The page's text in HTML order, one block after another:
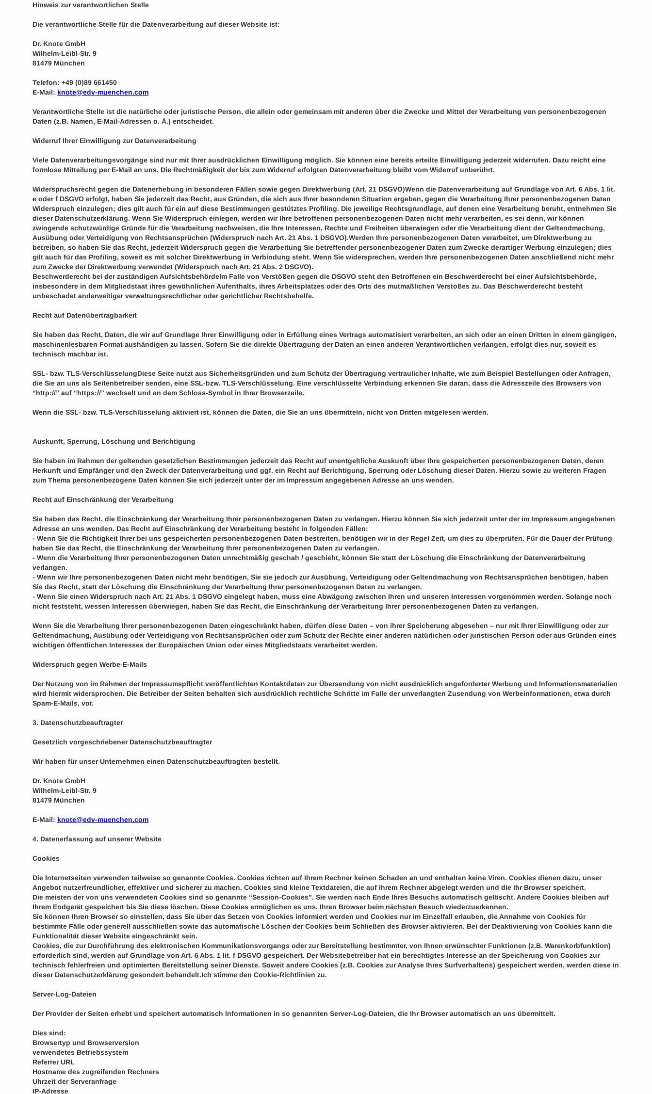
Hinweis zur verantwortlichen Stelle
Die verantwortliche Stelle für die Datenverarbeitung auf dieser Website ist:
Dr. Knote GmbH
Wilhelm-Leibl-Str. 9
81479 München
Telefon: +49 (0)89 661450
E-Mail: knote@edv-muenchen.com
Verantwortliche Stelle ist die natürliche oder juristische Person, die allein oder gemeinsam mit anderen über die Zwecke und Mittel der Verarbeitung von personenbezogenen
Daten (z.B. Namen, E-Mail-Adressen o. Ä.) entscheidet.
Widerruf Ihrer Einwilligung zur Datenverarbeitung
Viele Datenverarbeitungsvorgänge sind nur mit Ihrer ausdrücklichen Einwilligung möglich. Sie können eine bereits erteilte Einwilligung jederzeit widerrufen. Dazu reicht eine
formlose Mitteilung per E-Mail an uns. Die Rechtmäßigkeit der bis zum Widerruf erfolgten Datenverarbeitung bleibt vom Widerruf unberührt.
Widerspruchsrecht gegen die Datenerhebung in besonderen Fällen sowie gegen Direktwerbung (Art. 21 DSGVO)Wenn die Datenverarbeitung auf Grundlage von Art. 6 Abs. 1 lit.
e oder f DSGVO erfolgt, haben Sie jederzeit das Recht, aus Gründen, die sich aus Ihrer besonderen Situation ergeben, gegen die Verarbeitung Ihrer personenbezogenen Daten
Widerspruch einzulegen; dies gilt auch für ein auf diese Bestimmungen gestütztes Profiling. Die jeweilige Rechtsgrundlage, auf denen eine Verarbeitung beruht, entnehmen Sie
dieser Datenschutzerklärung. Wenn Sie Widerspruch einlegen, werden wir Ihre betroffenen personenbezogenen Daten nicht mehr verarbeiten, es sei denn, wir können
zwingende schutzwürdige Gründe für die Verarbeitung nachweisen, die Ihre Interessen, Rechte und Freiheiten überwiegen oder die Verarbeitung dient der Geltendmachung,
Ausübung oder Verteidigung von Rechtsansprüchen (Widerspruch nach Art. 21 Abs. 1 DSGVO).Werden Ihre personenbezogenen Daten verarbeitet, um Direktwerbung zu
betreiben, so haben Sie das Recht, jederzeit Widerspruch gegen die Verarbeitung Sie betreffender personenbezogener Daten zum Zwecke derartiger Werbung einzulegen; dies
gilt auch für das Profiling, soweit es mit solcher Direktwerbung in Verbindung steht. Wenn Sie widersprechen, werden Ihre personenbezogenen Daten anschließend nicht mehr
zum Zwecke der Direktwerbung verwendet (Widerspruch nach Art. 21 Abs. 2 DSGVO).
Beschwerderecht bei der zuständigen AufsichtsbehördeIm Falle von Verstößen gegen die DSGVO steht den Betroffenen ein Beschwerderecht bei einer Aufsichtsbehörde,
insbesondere in dem Mitgliedstaat ihres gewöhnlichen Aufenthalts, ihres Arbeitsplatzes oder des Orts des mutmaßlichen Verstoßes zu. Das Beschwerderecht besteht
unbeschadet anderweitiger verwaltungsrechtlicher oder gerichtlicher Rechtsbehelfe.
Recht auf Datenübertragbarkeit
Sie haben das Recht, Daten, die wir auf Grundlage Ihrer Einwilligung oder in Erfüllung eines Vertrags automatisiert verarbeiten, an sich oder an einen Dritten in einem gängigen,
maschinenlesbaren Format aushändigen zu lassen. Sofern Sie die direkte Übertragung der Daten an einen anderen Verantwortlichen verlangen, erfolgt dies nur, soweit es
technisch machbar ist.
SSL- bzw. TLS-VerschlüsselungDiese Seite nutzt aus Sicherheitsgründen und zum Schutz der Übertragung vertraulicher Inhalte, wie zum Beispiel Bestellungen oder Anfragen,
die Sie an uns als Seitenbetreiber senden, eine SSL-bzw. TLS-Verschlüsselung. Eine verschlüsselte Verbindung erkennen Sie daran, dass die Adresszeile des Browsers von
“http://” auf “https://” wechselt und an dem Schloss-Symbol in Ihrer Browserzeile.
Wenn die SSL- bzw. TLS-Verschlüsselung aktiviert ist, können die Daten, die Sie an uns übermitteln, nicht von Dritten mitgelesen werden.
Auskunft, Sperrung, Löschung und Berichtigung
Sie haben im Rahmen der geltenden gesetzlichen Bestimmungen jederzeit das Recht auf unentgeltliche Auskunft über Ihre gespeicherten personenbezogenen Daten, deren
Herkunft und Empfänger und den Zweck der Datenverarbeitung und ggf. ein Recht auf Berichtigung, Sperrung oder Löschung dieser Daten. Hierzu sowie zu weiteren Fragen
zum Thema personenbezogene Daten können Sie sich jederzeit unter der im Impressum angegebenen Adresse an uns wenden.
Recht auf Einschränkung der Verarbeitung
Sie haben das Recht, die Einschränkung der Verarbeitung Ihrer personenbezogenen Daten zu verlangen. Hierzu können Sie sich jederzeit unter der im Impressum angegebenen
Adresse an uns wenden. Das Recht auf Einschränkung der Verarbeitung besteht in folgenden Fällen:
- Wenn Sie die Richtigkeit Ihrer bei uns gespeicherten personenbezogenen Daten bestreiten, benötigen wir in der Regel Zeit, um dies zu überprüfen. Für die Dauer der Prüfung
haben Sie das Recht, die Einschränkung der Verarbeitung Ihrer personenbezogenen Daten zu verlangen.
- Wenn die Verarbeitung Ihrer personenbezogenen Daten unrechtmäßig geschah / geschieht, können Sie statt der Löschung die Einschränkung der Datenverarbeitung
verlangen.
- Wenn wir Ihre personenbezogenen Daten nicht mehr benötigen, Sie sie jedoch zur Ausübung, Verteidigung oder Geltendmachung von Rechtsansprüchen benötigen, haben
Sie das Recht, statt der Löschung die Einschränkung der Verarbeitung Ihrer personenbezogenen Daten zu verlangen.
- Wenn Sie einen Widerspruch nach Art. 21 Abs. 1 DSGVO eingelegt haben, muss eine Abwägung zwischen Ihren und unseren Interessen vorgenommen werden. Solange noch
nicht feststeht, wessen Interessen überwiegen, haben Sie das Recht, die Einschränkung der Verarbeitung Ihrer personenbezogenen Daten zu verlangen.
Wenn Sie die Verarbeitung Ihrer personenbezogenen Daten eingeschränkt haben, dürfen diese Daten – von ihrer Speicherung abgesehen – nur mit Ihrer Einwilligung oder zur
Geltendmachung, Ausübung oder Verteidigung von Rechtsansprüchen oder zum Schutz der Rechte einer anderen natürlichen oder juristischen Person oder aus Gründen eines
wichtigen öffentlichen Interesses der Europäischen Union oder eines Mitgliedstaats verarbeitet werden.
Widerspruch gegen Werbe-E-Mails
Der Nutzung von im Rahmen der Impressumspflicht veröffentlichten Kontaktdaten zur Übersendung von nicht ausdrücklich angeforderter Werbung und Informationsmaterialien
wird hiermit widersprochen. Die Betreiber der Seiten behalten sich ausdrücklich rechtliche Schritte im Falle der unverlangten Zusendung von Werbeinformationen, etwa durch
Spam-E-Mails, vor.
3. Datenschutzbeauftragter
Gesetzlich vorgeschriebener Datenschutzbeauftragter
Wir haben für unser Unternehmen einen Datenschutzbeauftragten bestellt.
Dr. Knote GmbH
Wilhelm-Leibl-Str. 9
81479 München
E-Mail: knote@edv-muenchen.com
4. Datenerfassung auf unserer Website
Cookies
Die Internetseiten verwenden teilweise so genannte Cookies. Cookies richten auf Ihrem Rechner keinen Schaden an und enthalten keine Viren. Cookies dienen dazu, unser
Angebot nutzerfreundlicher, effektiver und sicherer zu machen. Cookies sind kleine Textdateien, die auf Ihrem Rechner abgelegt werden und die Ihr Browser speichert.
Die meisten der von uns verwendeten Cookies sind so genannte “Session-Cookies”. Sie werden nach Ende Ihres Besuchs automatisch gelöscht. Andere Cookies bleiben auf
Ihrem Endgerät gespeichert bis Sie diese löschen. Diese Cookies ermöglichen es uns, Ihren Browser beim nächsten Besuch wiederzuerkennen.
Sie können Ihren Browser so einstellen, dass Sie über das Setzen von Cookies informiert werden und Cookies nur im Einzelfall erlauben, die Annahme von Cookies für
bestimmte Fälle oder generell ausschließen sowie das automatische Löschen der Cookies beim Schließen des Browser aktivieren. Bei der Deaktivierung von Cookies kann die
Funktionalität dieser Website eingeschränkt sein.
Cookies, die zur Durchführung des elektronischen Kommunikationsvorgangs oder zur Bereitstellung bestimmter, von Ihnen erwünschter Funktionen (z.B. Warenkorbfunktion)
erforderlich sind, werden auf Grundlage von Art. 6 Abs. 1 lit. f DSGVO gespeichert. Der Websitebetreiber hat ein berechtigtes Interesse an der Speicherung von Cookies zur
technisch fehlerfreien und optimierten Bereitstellung seiner Dienste. Soweit andere Cookies (z.B. Cookies zur Analyse Ihres Surfverhaltens) gespeichert werden, werden diese in
dieser Datenschutzerklärung gesondert behandelt.Ich stimme den Cookie-Richtlinien zu.
Server-Log-Dateien
Der Provider der Seiten erhebt und speichert automatisch Informationen in so genannten Server-Log-Dateien, die Ihr Browser automatisch an uns übermittelt.
Dies sind:
Browsertyp und Browserversion
verwendetes Betriebssystem
Referrer URL
Hostname des zugreifenden Rechners
Uhrzeit der Serveranfrage
IP-Adresse